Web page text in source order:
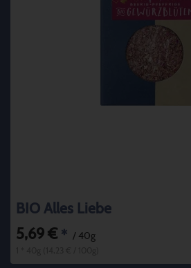
BIO Alles Liebe
5,69 € * / 40g